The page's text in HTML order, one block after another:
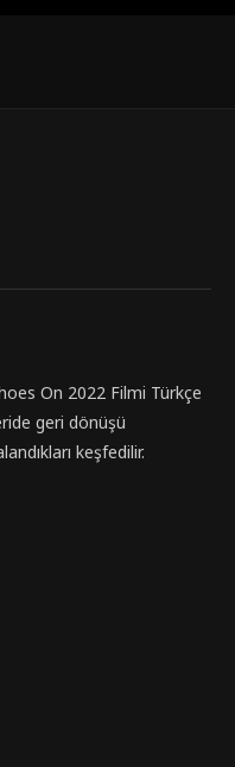
On 2022 Filmi Türkçe
geri dönüşü
keşfedilir.